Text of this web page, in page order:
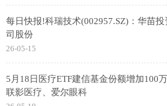
每日快报!科瑞技术(002957.SZ)：华苗
司股份
26-05-15
5月18日医疗ETF建信基金份额增加100
联影医疗、爱尔眼科